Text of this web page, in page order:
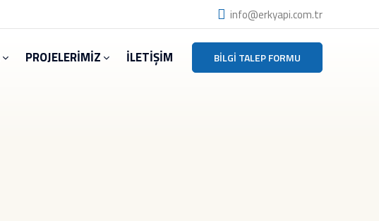
info@erkyapi.com.tr
BILGI TALEP FORMU
PROJELERİMİZ İLETİŞİM